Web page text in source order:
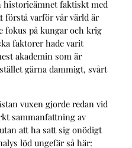
historieämnet faktiskt med
förstå varför vår värld är
fokus på kungar och krig
faktorer hade varit
akademin som är
gärna dammigt, svårt
vuxen gjorde redan vid
sammanfattning av
att ha satt sig onödigt
löd ungefär så här: